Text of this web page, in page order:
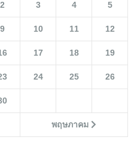
พฤษภาคม
2 3 4 5
9 10 11 12
17 18 19
24 25 26